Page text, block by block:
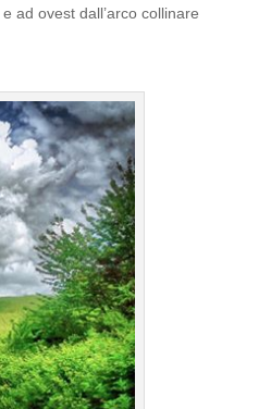
ad ovest dall’arco collinare